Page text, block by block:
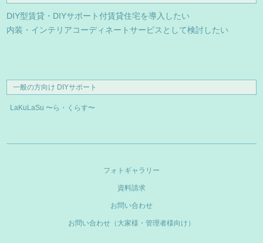
DIY型賃貸・DIYサポート付賃貸住宅を導入したい
内装・インテリアコーディネートサービスとして検討したい
一般の方向け DIYサポート
LaKuLaSu 〜ら・くらす〜
フォトギャラリー
資料請求
お問い合わせ
お問い合わせ（大家様・管理者様向け）